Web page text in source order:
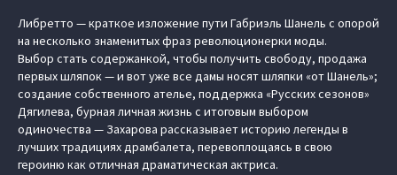
Либретто — краткое изложение пути Габриэль Шанель с опорой
на несколько знаменитых фраз революционерки моды.
Выбор стать содержанкой, чтобы получить свободу, продажа
первых шляпок — и вот уже все дамы носят шляпки «от Шанель»;
создание собственного ателье, поддержка «Русских сезонов»
Дягилева, бурная личная жизнь с итоговым выбором
одиночества — Захарова рассказывает историю легенды в
лучших традициях драмбалета, перевоплощаясь в свою
героиню как отличная драматическая актриса.